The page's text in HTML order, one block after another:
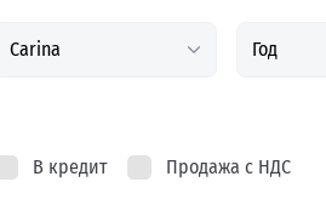
Carina Год
В кредит Продажа с НДС